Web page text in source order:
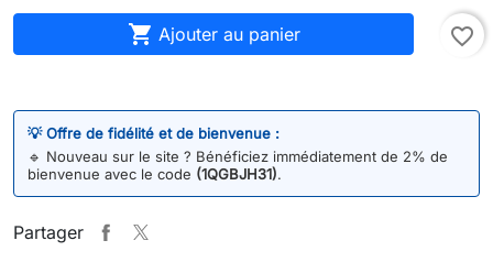
 Ajouter au panier favorite_border
💡 Offre de fidélité et de bienvenue :
🔹 Nouveau sur le site ? Bénéficiez immédiatement de 2% de
bienvenue avec le code (1QGBJH31).
Partager